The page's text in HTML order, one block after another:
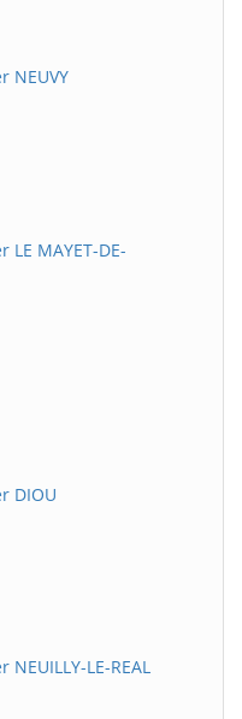
NEUVY
MAYET-DE-
DIOU
LE-REAL